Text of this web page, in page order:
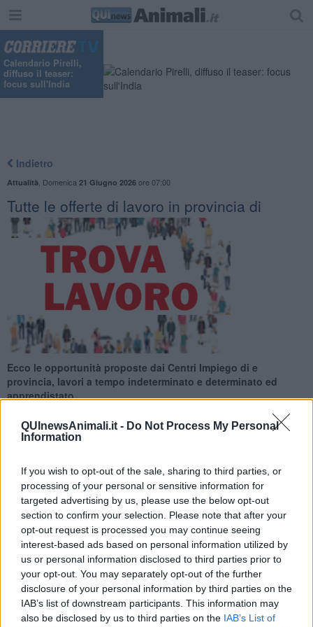
QUInewsAnimali.it - Do Not Process My Personal
Information
If you wish to opt-out of the sale, sharing to third parties, or
processing of your personal or sensitive information for
targeted advertising by us, please use the below opt-out
section to confirm your selection. Please note that after your
opt-out request is processed you may continue seeing
interest-based ads based on personal information utilized by
us or personal information disclosed to third parties prior to
your opt-out. You may separately opt-out of the further
disclosure of your personal information by third parties on the
IAB’s list of downstream participants. This information may
also be disclosed by us to third parties on the IAB’s List of
Calendario Pirelli,
diffuso il teaser:
focus sull'India
Indietro
Attualità Domenica 21 Giugno 2026ore 07:00
​Tutte le offerte di lavoro in provincia di
Ecco le opportunità proposte dai Centri Impiego di e
provincia, lavori a tempo indeterminato e determinato ed
apprendistato
Ecco le opportunità proposte dai Centri Impiego di e provincia per
la settimana 25 del 2026 (dal 21 June 2026 al 27 June 2026), lavori
a tempo indeterminato e determinato ed apprendistato.
Per vedere tutte le offerte di lavoroCLICCA QUI
Questa settimana:
I lavori più richiesti
Orario Lavoro